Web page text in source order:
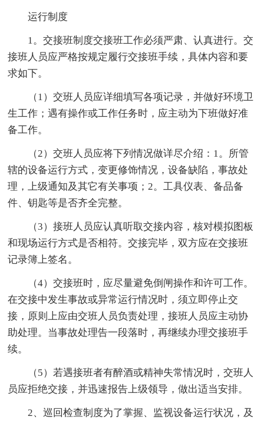
运行制度
1。交接班制度交接班工作必须严肃、认真进行。交
接班人员应严格按规定履行交接班手续，具体内容和要
求如下。
（1）交班人员应详细填写各项记录，并做好环境卫
生工作；遇有操作或工作任务时，应主动为下班做好准
备工作。
（2）交班人员应将下列情况做详尽介绍：1。所管
辖的设备运行方式，变更修饰情况，设备缺陷，事故处
理，上级通知及其它有关事项；2。工具仪表、备品备
件、钥匙等是否齐全完整。
（3）接班人员应认真听取交接内容，核对模拟图板
和现场运行方式是否相符。交接完毕，双方应在交接班
记录簿上签名。
（4）交接班时，应尽量避免倒闸操作和许可工作。
在交接中发生事故或异常运行情况时，须立即停止交
接，原则上应由交班人员负责处理，接班人员应主动协
助处理。当事故处理告一段落时，再继续办理交接班手
续。
（5）若遇接班者有醉酒或精神失常情况时，交班人
员应拒绝交接，并迅速报告上级领导，做出适当安排。
2、巡回检查制度为了掌握、监视设备运行状况，及